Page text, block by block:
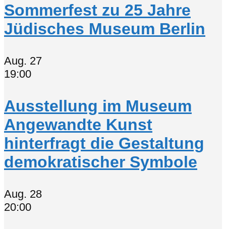
Sommerfest zu 25 Jahre
Jüdisches Museum Berlin
Aug. 27
19:00
Ausstellung im Museum
Angewandte Kunst
hinterfragt die Gestaltung
demokratischer Symbole
Aug. 28
20:00